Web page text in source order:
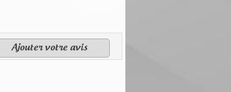
Ajouter votre avis